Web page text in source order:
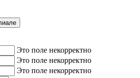
Это поле некорректно
Это поле некорректно
Это поле некорректно